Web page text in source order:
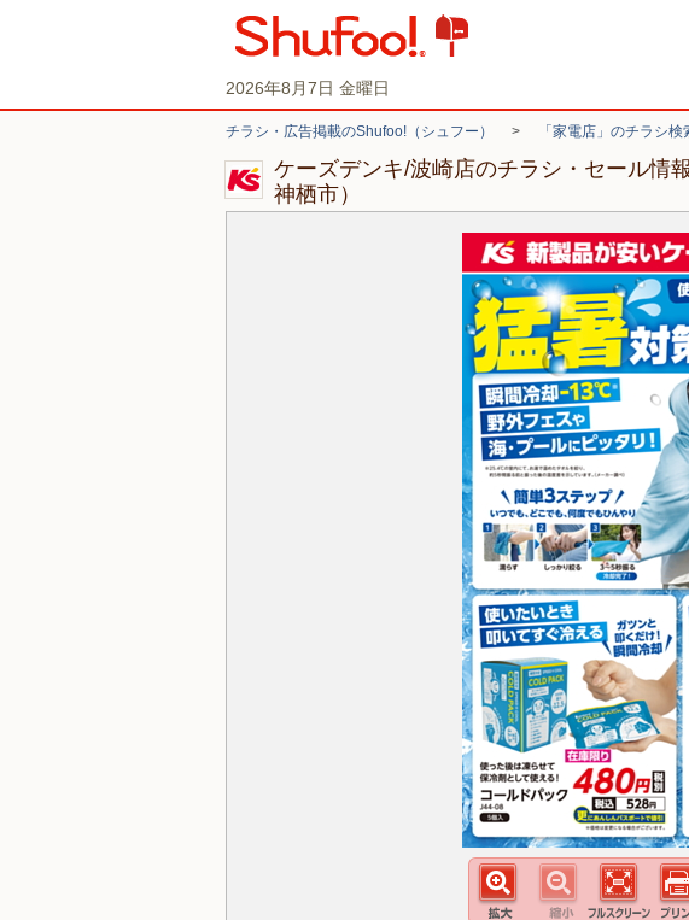
2026年8月7日 金曜日
チラシ・広告掲載のShufoo!（シュフー） > 「家電店」のチラシ検
ケーズデンキ/波崎店のチラシ・セール情
神栖市）